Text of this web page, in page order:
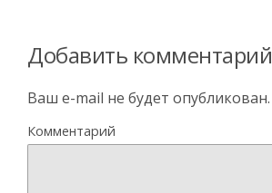
Добавить комментарий
Ваш e-mail не будет опубликован.
Комментарий